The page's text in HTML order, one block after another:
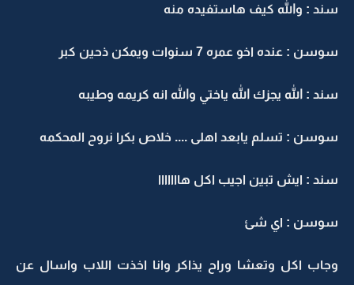
سند : والله كيف هاستفيده منه
سوسن : عنده اخو عمره 7 سنوات ويمكن ذحين كبر
سند : الله يجزك الله ياختي والله انه كريمه وطيبه
سوسن : تسلم يابعد اهلى .... خلاص بكرا نروح المحكمه
سند : ايش تبين اجيب اكل هااااااا
سوسن : اي شئ
وجاب اكل وتعشا وراح يذاكر وانا اخذت اللاب واسال عن